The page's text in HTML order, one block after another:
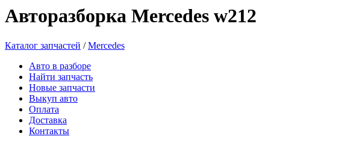
Авторазборка Mercedes w212
Каталог запчастей /Mercedes
Авто в разборе
Найти запчасть
Новые запчасти
Выкуп авто
Оплата
Доставка
Контакты